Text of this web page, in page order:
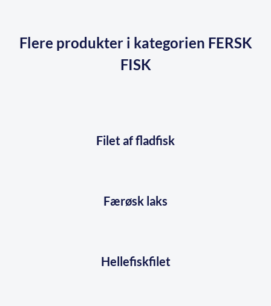
Flere produkter i kategorien FERSK
FISK
Filet af fladfisk
Færøsk laks
Hellefiskfilet